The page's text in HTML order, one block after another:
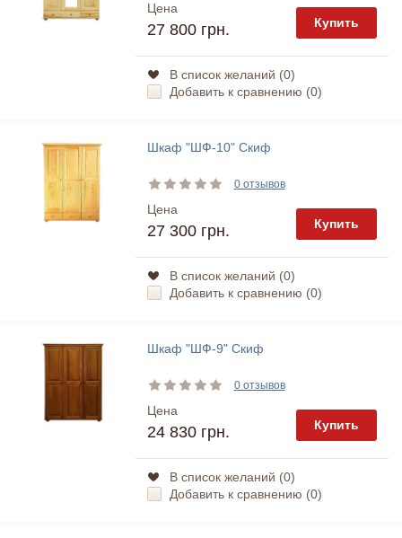
Цена
27 800 грн. Купить
В список желаний (0)
Добавить к сравнению (0)
Шкаф "ШФ-10" Скиф
0 отзывов
Цена
27 300 грн. Купить
В список желаний (0)
Добавить к сравнению (0)
Шкаф "ШФ-9" Скиф
0 отзывов
Цена
24 830 грн. Купить
В список желаний (0)
Добавить к сравнению (0)